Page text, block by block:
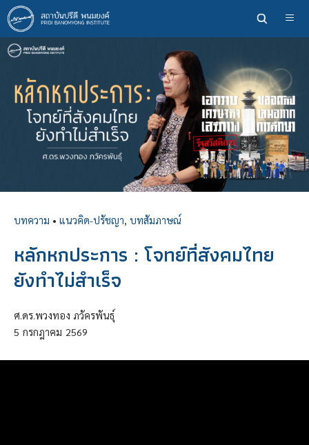
ข้าม
ไป
ยัง
เนื้อหา
บทความ • แนวคิด-ปรัชญา, บทสัมภาษณ์
หลักหกประการ : โจทย์ที่สังคมไทย
ยังทำไม่สำเร็จ
ศ.ดร.พวงทอง ภวัครพันธุ์
5 กรกฎาคม 2569